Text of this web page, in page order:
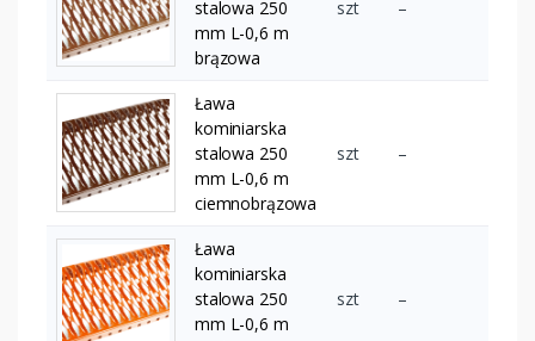
stalowa 250
mm L-0,6 m
brązowa
szt –
Ława
kominiarska
stalowa 250
mm L-0,6 m
ciemnobrązowa
szt –
Ława
kominiarska
stalowa 250
mm L-0,6 m
szt –